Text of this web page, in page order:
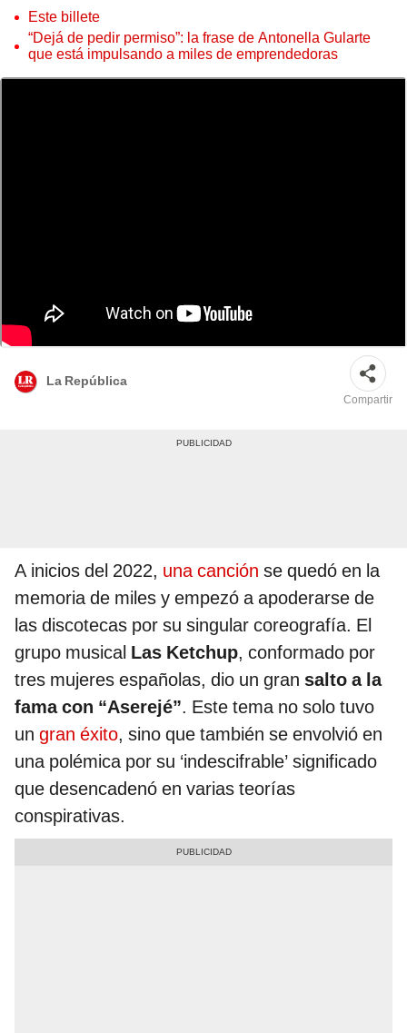
Este billete
“Dejá de pedir permiso”: la frase de Antonella Gularte
que está impulsando a miles de emprendedoras
En las redes, algunos indicaban que el "Aserejé" hacía referencia a un
mensaje satánico; sin embargo, las cantantes y el compositor descartaron
esta teoría. Foto: captura de YouTube
La República
Compartir
A inicios del 2022, una canción se quedó en la
memoria de miles y empezó a apoderarse de
las discotecas por su singular coreografía. El
grupo musical Las Ketchup, conformado por
tres mujeres españolas, dio un gran salto a la
fama con “Aserejé”. Este tema no solo tuvo
un gran éxito, sino que también se envolvió en
una polémica por su ‘indescifrable’ significado
que desencadenó en varias teorías
conspirativas.